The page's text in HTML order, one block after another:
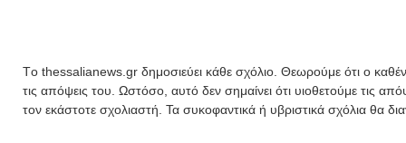
Tο thessalianews.gr δημοσιεύει κάθε σχόλιο. Θεωρούμε ότι ο
τις απόψεις του. Ωστόσο, αυτό δεν σημαίνει ότι υιοθετούμε τις
τον εκάστοτε σχολιαστή. Τα συκοφαντικά ή υβριστικά σχόλια θα